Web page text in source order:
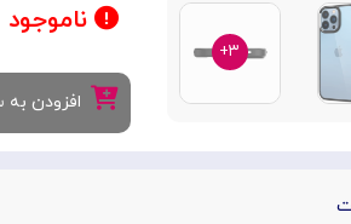
۳+
ناموجود
افزودن